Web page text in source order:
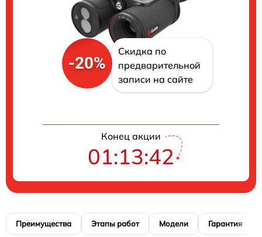
-20%
Скидка по
предварительной
записи на сайте
Конец акции
01:13:41
Преимущества Этапы работ Модели Гарантия